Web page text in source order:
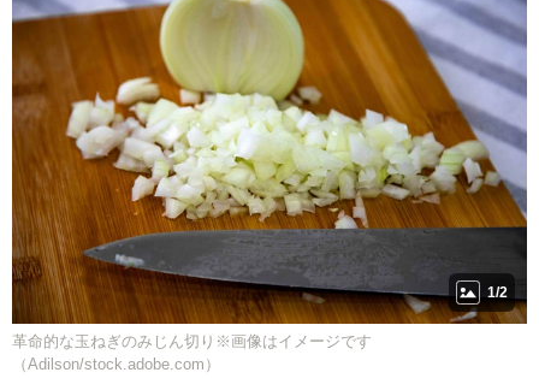
1/2
革命的な玉ねぎのみじん切り※画像はイメージです
（Adilson/stock.adobe.com）